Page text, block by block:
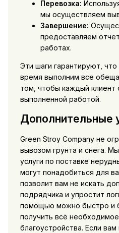
Перевозка:
мы осуществляем
Завершение:
предоставляем
работах.
Эти шаги гарантируют,
время выполним все
том, чтобы каждый клиент
выполненной работой.
Дополнительные
Green Stroy Company не
вывозом грунта и снега.
услуги по поставке
могут понадобиться для
позволит вам не искать
подрядчика и упростит
помощью можно быстро и
получить всё
благоустройства. Если